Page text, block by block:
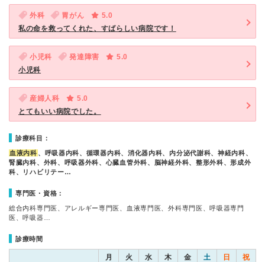
外科 胃がん
5.0
私の命を救ってくれた、すばらしい病院です！
小児科 発達障害
5.0
小児科
産婦人科
5.0
とてもいい病院でした。
診療科目：
血液内科 、呼吸器内科、循環器内科、消化器内科、内分泌代謝科、神経内科、
腎臓内科、外科、呼吸器外科、心臓血管外科、脳神経外科、整形外科、形成外
科、リハビリテー…
専門医・資格：
総合内科専門医、アレルギー専門医、血液専門医、外科専門医、呼吸器専門
医、呼吸器…
診療時間
月 火 水 木 金 土 日 祝